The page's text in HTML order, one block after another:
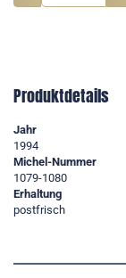
Produktdetails
Jahr
1994
Michel-Nummer
1079-1080
Erhaltung
postfrisch